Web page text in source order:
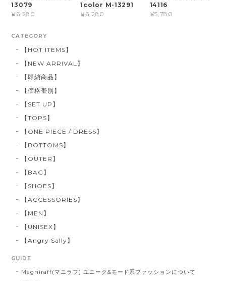
13079
¥6,280
1color M-13291
¥6,280
14116
¥5,780
CATEGORY
【HOT ITEMS】
【NEW ARRIVAL】
【即納商品】
【価格帯別】
【SET UP】
【TOPS】
【ONE PIECE / DRESS】
【BOTTOMS】
【OUTER】
【BAG】
【SHOES】
【ACCESSORIES】
【MEN】
【UNISEX】
【Angry Sally】
GUIDE
Magniraff(マニラフ) ユニーク&モード系ファッションについて